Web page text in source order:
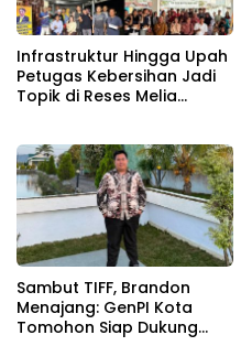
Infrastruktur Hingga Upah
Petugas Kebersihan Jadi
Topik di Reses Melia
Sambut TIFF, Brandon
Menajang: ​GenPI Kota
Tomohon Siap Dukung